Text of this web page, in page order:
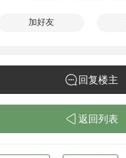
加好友
回复楼主
返回列表